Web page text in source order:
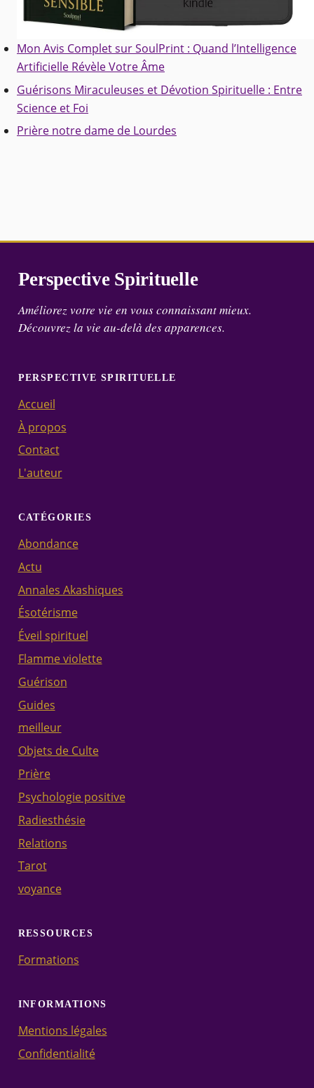
Mon Avis Complet sur SoulPrint : Quand l’Intelligence
Artificielle Révèle Votre Âme
Guérisons Miraculeuses et Dévotion Spirituelle : Entre
Science et Foi
Prière notre dame de Lourdes
Perspective Spirituelle
Améliorez votre vie en vous connaissant mieux.
Découvrez la vie au-delà des apparences.
PERSPECTIVE SPIRITUELLE
Accueil
À propos
Contact
L'auteur
CATÉGORIES
Abondance
Actu
Annales Akashiques
Ésotérisme
Éveil spirituel
Flamme violette
Guérison
Guides
meilleur
Objets de Culte
Prière
Psychologie positive
Radiesthésie
Relations
Tarot
voyance
RESSOURCES
Formations
INFORMATIONS
Mentions légales
Confidentialité